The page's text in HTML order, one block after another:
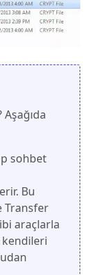
sohbet
Bu
Transfer
araçlarla
kendileri